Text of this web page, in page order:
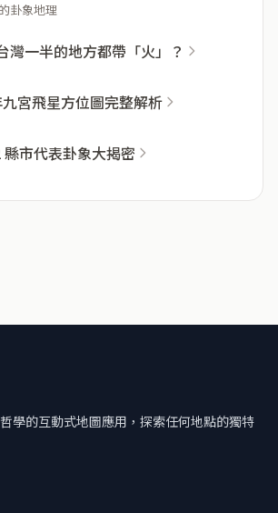
卦象地理
灣一半的地方都帶「火」？
宮飛星方位圖完整解析
縣市代表卦象大揭密
學的互動式地圖應用，探索任何地點的獨特